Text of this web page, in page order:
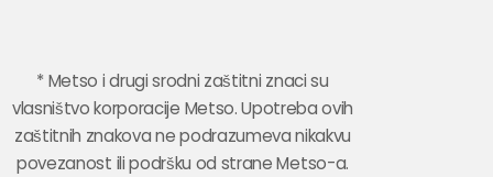
* Metso i drugi srodni zaštitni znaci su
vlasništvo korporacije Metso. Upotreba ovih
zaštitnih znakova ne podrazumeva nikakvu
povezanost ili podršku od strane Metso-a.